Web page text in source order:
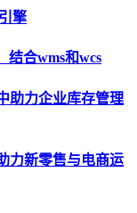
擎
结合wms和wcs
助力企业库存管理
力新零售与电商运